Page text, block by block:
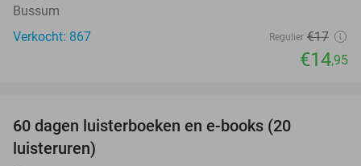
Bussum
Verkocht: 867
Regulier €17
€14,95
60 dagen luisterboeken en e-books (20
luisteruren)